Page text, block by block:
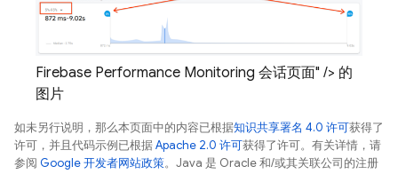
Firebase Performance Monitoring 会话页面" /> 的
图片
如未另行说明，那么本页面中的内容已根据知识共享署名 4.0 许可获得了
许可，并且代码示例已根据Apache 2.0 许可获得了许可。有关详情，请
参阅 Google 开发者网站政策。Java 是 Oracle 和/或其关联公司的注册